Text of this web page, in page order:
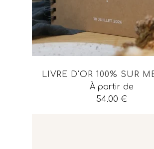
LIVRE D'OR 100% SUR
À partir de
54.00 €